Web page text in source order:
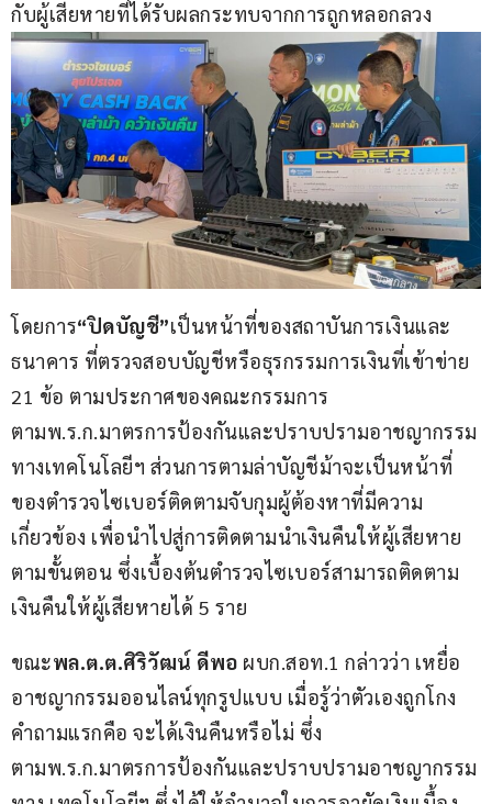
กับผู้เสียหายที่ได้รับผลกระทบจากการถูกหลอกลวง
โดยการ“ปิดบัญชี”เป็นหน้าที่ของสถาบันการเงินและ
ธนาคาร ที่ตรวจสอบบัญชีหรือธุรกรรมการเงินที่เข้าข่าย
21 ข้อ ตามประกาศของคณะกรรมการ
ตามพ.ร.ก.มาตรการป้องกันและปราบปรามอาชญากรรม
ทางเทคโนโลยีฯ ส่วนการตามล่าบัญชีม้าจะเป็นหน้าที่
ของตำรวจไซเบอร์ติดตามจับกุมผู้ต้องหาที่มีความ
เกี่ยวข้อง เพื่อนำไปสู่การติดตามนำเงินคืนให้ผู้เสียหาย
ตามขั้นตอน ซึ่งเบื้องต้นตำรวจไซเบอร์สามารถติดตาม
เงินคืนให้ผู้เสียหายได้ 5 ราย
ขณะพล.ต.ต.ศิริวัฒน์ ดีพอ ผบก.สอท.1 กล่าวว่า เหยื่อ
อาชญากรรมออนไลน์ทุกรูปแบบ เมื่อรู้ว่าตัวเองถูกโกง
คำถามแรกคือ จะได้เงินคืนหรือไม่ ซึ่ง
ตามพ.ร.ก.มาตรการป้องกันและปราบปรามอาชญากรรม